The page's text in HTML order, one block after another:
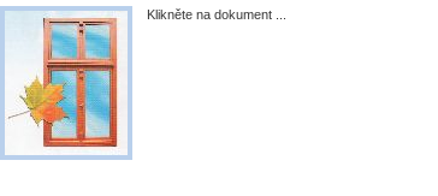
Klikněte na dokument ...